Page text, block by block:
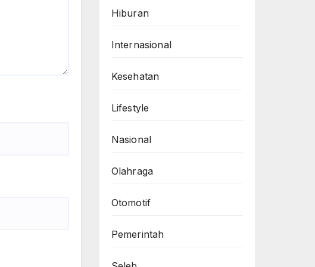
Hiburan
Internasional
Kesehatan
Lifestyle
Nasional
Olahraga
Otomotif
Pemerintah